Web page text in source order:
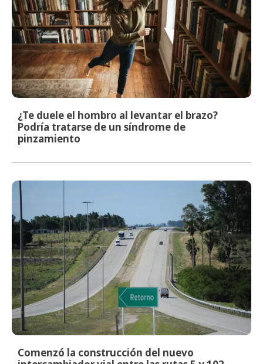
¿Te duele el hombro al levantar el brazo?
Podría tratarse de un síndrome de
pinzamiento
Comenzó la construcción del nuevo